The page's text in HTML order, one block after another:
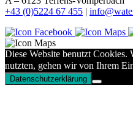
+43 (0)5224 67 455 |
Diese Website benutzt Cookies.
nutzten, gehen wir von Ihrem
Datenschutzerklärung